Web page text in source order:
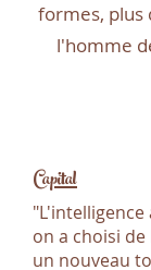
formes, plus
l'homme
Capital
on a choisi
un nouveau